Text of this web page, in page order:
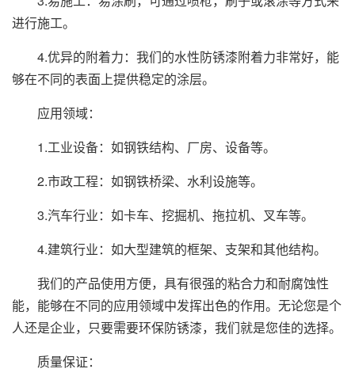
进行施工。
4.优异的附着力：我们的水性防锈漆附着力非常好，能
够在不同的表面上提供稳定的涂层。
应用领域：
1.工业设备：如钢铁结构、厂房、设备等。
2.市政工程：如钢铁桥梁、水利设施等。
3.汽车行业：如卡车、挖掘机、拖拉机、叉车等。
4.建筑行业：如大型建筑的框架、支架和其他结构。
我们的产品使用方便，具有很强的粘合力和耐腐蚀性
能，能够在不同的应用领域中发挥出色的作用。无论您是个
人还是企业，只要需要环保防锈漆，我们就是您佳的选择。
质量保证：